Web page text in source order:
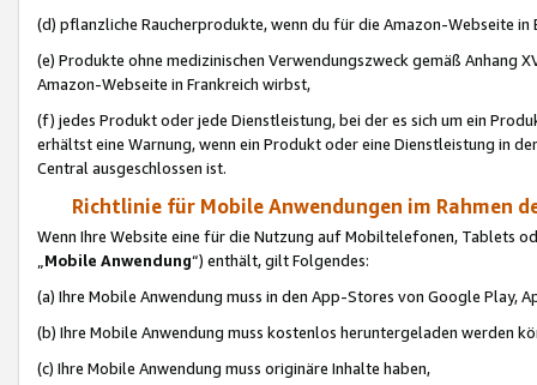
(d) pflanzliche Raucherprodukte, wenn du für die Amazon-Webseite in
(e) Produkte ohne medizinischen Verwendungszweck gemäß Anhang
Amazon-Webseite in Frankreich wirbst,
(f) jedes Produkt oder jede Dienstleistung, bei der es sich um ein
erhältst eine Warnung, wenn ein Produkt oder eine Dienstleistung in
Central ausgeschlossen ist.
Richtlinie für Mobile Anwendungen im Rahmen
Wenn Ihre Website eine für die Nutzung auf Mobiltelefonen, Tablets
„Mobile Anwendung“) enthält, gilt Folgendes:
(a) Ihre Mobile Anwendung muss in den App-Stores von Google Play,
(b) Ihre Mobile Anwendung muss kostenlos heruntergeladen werden
(c) Ihre Mobile Anwendung muss originäre Inhalte haben,